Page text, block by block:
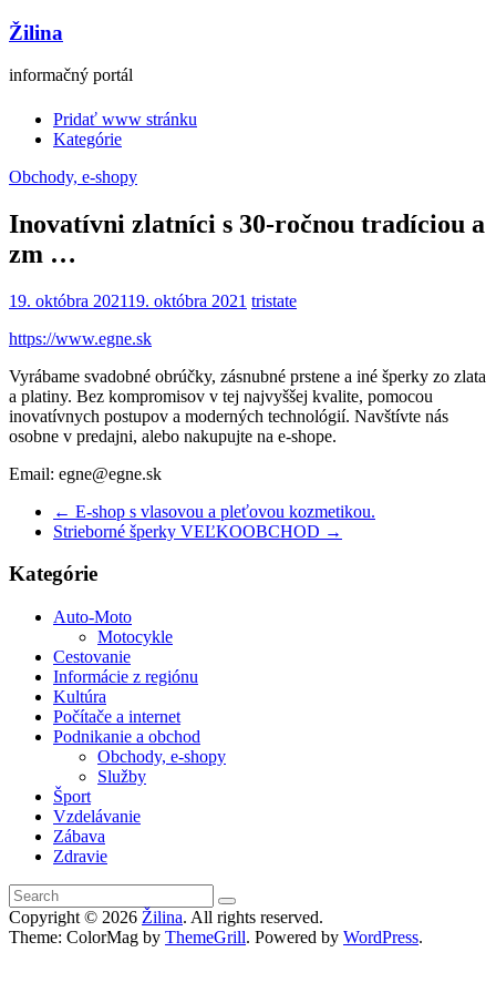
Žilina
informačný portál
Pridať www stránku
Kategórie
Obchody, e-shopy
Inovatívni zlatníci s 30-ročnou tradíciou a
zm …
19. októbra 202119. októbra 2021 tristate
https://www.egne.sk
Vyrábame svadobné obrúčky, zásnubné prstene a iné šperky zo zlata
a platiny. Bez kompromisov v tej najvyššej kvalite, pomocou
inovatívnych postupov a moderných technológií. Navštívte nás
osobne v predajni, alebo nakupujte na e-shope.
Email: egne@egne.sk
← E-shop s vlasovou a pleťovou kozmetikou.
Strieborné šperky VEĽKOOBCHOD →
Kategórie
Auto-Moto
Motocykle
Cestovanie
Informácie z regiónu
Kultúra
Počítače a internet
Podnikanie a obchod
Obchody, e-shopy
Služby
Šport
Vzdelávanie
Zábava
Zdravie
Copyright © 2026 Žilina. All rights reserved.
Theme: ColorMag by ThemeGrill. Powered by WordPress.